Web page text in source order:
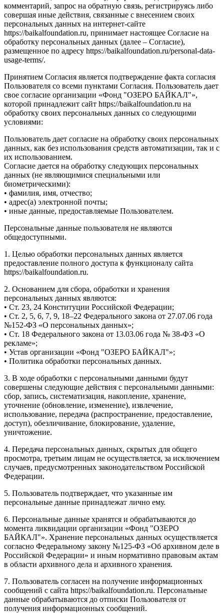
комментарий, запрос на обратную связь, регистрируясь либо
совершая иные действия, связанные с внесением своих
персональных данных на интернет-сайте
https://baikalfoundation.ru, принимает настоящее Согласие на
обработку персональных данных (далее – Согласие),
размещенное по адресу https://baikalfoundation.ru/personal-data-
usage-terms/.
Принятием Согласия является подтверждение факта согласия
Пользователя со всеми пунктами Согласия. Пользователь дает
свое согласие организации «Фонд "ОЗЕРО БАЙКАЛ"»,
которой принадлежит сайт https://baikalfoundation.ru на
обработку своих персональных данных со следующими
условиями:
Пользователь дает согласие на обработку своих персональных
данных, как без использования средств автоматизации, так и с
их использованием.
Согласие дается на обработку следующих персональных
данных (не являющимися специальными или
биометрическими):
• фамилия, имя, отчество;
• адрес(а) электронной почты;
• иные данные, предоставляемые Пользователем.
Персональные данные пользователя не являются
общедоступными.
1. Целью обработки персональных данных является
предоставление полного доступа к функционалу сайта
https://baikalfoundation.ru.
2. Основанием для сбора, обработки и хранения
персональных данных являются:
• Ст. 23, 24 Конституции Российской Федерации;
• Ст. 2, 5, 6, 7, 9, 18–22 Федерального закона от 27.07.06 года
№152-ФЗ «О персональных данных»;
• Ст. 18 Федерального закона от 13.03.06 года № 38-ФЗ «О
рекламе»;
• Устав организации «Фонд "ОЗЕРО БАЙКАЛ"»;
• Политика обработки персональных данных.
3. В ходе обработки с персональными данными будут
совершены следующие действия с персональными данными:
сбор, запись, систематизация, накопление, хранение,
уточнение (обновление, изменение), извлечение,
использование, передача (распространение, предоставление,
доступ), обезличивание, блокирование, удаление,
уничтожение.
4. Передача персональных данных, скрытых для общего
просмотра, третьим лицам не осуществляется, за исключением
случаев, предусмотренных законодательством Российской
Федерации.
5. Пользователь подтверждает, что указанные им
персональные данные принадлежат лично ему.
6. Персональные данные хранятся и обрабатываются до
момента ликвидации организации «Фонд "ОЗЕРО
БАЙКАЛ"». Хранение персональных данных осуществляется
согласно Федеральному закону №125-ФЗ «Об архивном деле в
Российской Федерации» и иным нормативно правовым актам
в области архивного дела и архивного хранения.
7. Пользователь согласен на получение информационных
сообщений с сайта https://baikalfoundation.ru. Персональные
данные обрабатываются до отписки Пользователя от
получения информационных сообщений.